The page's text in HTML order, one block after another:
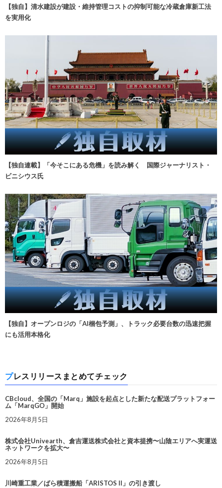
【独自】清水建設が建設・維持管理コストの抑制可能な冷蔵倉庫新工法
を実用化
【独自連載】「今そこにある危機」を読み解く 国際ジャーナリスト・
ビニシウス氏
【独自】オープンロジの「AI梱包予測」、トラック必要台数の迅速把握
にも活用本格化
プレスリリースまとめてチェック
CBcloud、全国の「Marq」施設を起点とした新たな配送プラットフォー
ム「MarqGO」開始
2026年8月5日
株式会社Univearth、倉吉運送株式会社と資本提携〜山陰エリアへ実運送
ネットワークを拡大〜
2026年8月5日
川崎重工業／ばら積運搬船「ARISTOS II」の引き渡し